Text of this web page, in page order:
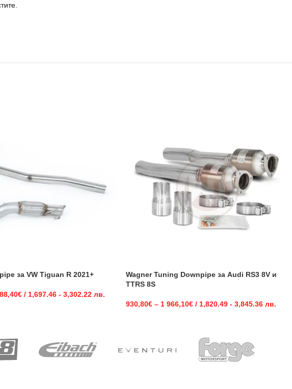
за VW Tiguan R 2021+
€ / 1,697.46 - 3,302.22 лв.
Wagner Tuning Downpipe за Audi RS3 8V и
TTRS 8S
930,80€ – 1 966,10€ / 1,820.49 - 3,845.36 лв.